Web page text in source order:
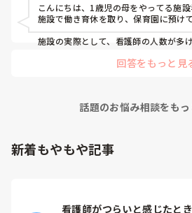
こんにちは、1歳児の母をやってる施設
施設で働き育休を取り、保育園に預け
施設の実際として、看護師の人数が多
1人しかいない施設もありますが、そ
負担が分散します。
施設は子育て経験ある方も多いので、
あるなぁと思います✨
回答をもっと見
話題のお悩み相談をも
新着もやもや記事
看護師がつらいと感じたと